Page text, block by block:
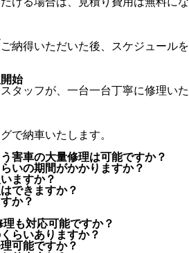
納得いただいた後、スケジュールを
始
タッフが、一台一台丁寧に修理いた
で納車いたします。
害車の大量修理は可能ですか？
いの期間がかかりますか？
ますか？
できますか？
か？
も対応可能ですか？
らいありますか？
可能ですか？